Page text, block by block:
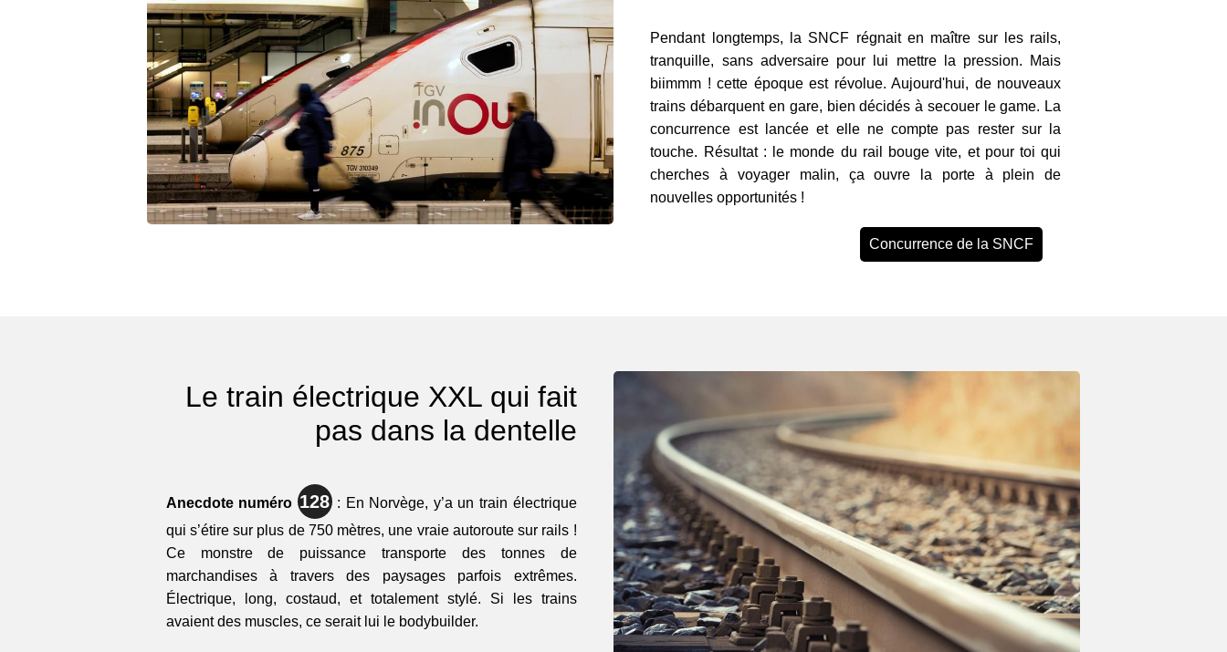
Pendant longtemps, la SNCF régnait en maître sur les rails,
tranquille, sans adversaire pour lui mettre la pression. Mais
biimmm ! cette époque est révolue. Aujourd'hui, de nouveaux
trains débarquent en gare, bien décidés à secouer le game. La
concurrence est lancée et elle ne compte pas rester sur la
touche. Résultat : le monde du rail bouge vite, et pour toi qui
cherches à voyager malin, ça ouvre la porte à plein de
nouvelles opportunités !
Concurrence de la SNCF
Le train électrique XXL qui fait
pas dans la dentelle
Anecdote numéro 128: En Norvège, y’a un train électrique
qui s’étire sur plus de 750 mètres, une vraie autoroute sur rails !
Ce monstre de puissance transporte des tonnes de
marchandises à travers des paysages parfois extrêmes.
Électrique, long, costaud, et totalement stylé. Si les trains
avaient des muscles, ce serait lui le bodybuilder.